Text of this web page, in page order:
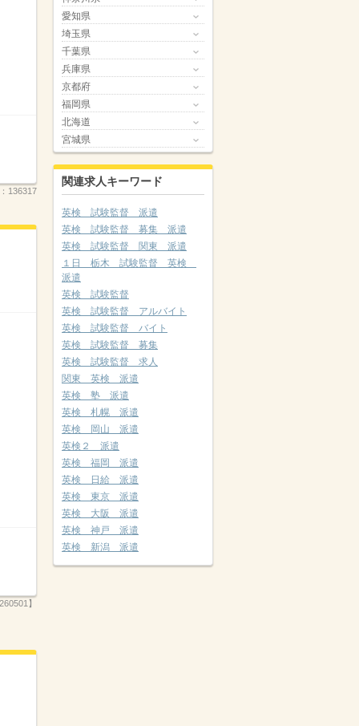
136317
】
愛知県
埼玉県
千葉県
兵庫県
京都府
福岡県
北海道
宮城県
関連求人キーワード
英検 試験監督 派遣
英検 試験監督 募集 派遣
英検 試験監督 関東 派遣
１日 栃木 試験監督 英検
派遣
英検 試験監督
英検 試験監督 アルバイト
英検 試験監督 バイト
英検 試験監督 募集
英検 試験監督 求人
関東 英検 派遣
英検 塾 派遣
英検 札幌 派遣
英検 岡山 派遣
英検２ 派遣
英検 福岡 派遣
英検 日給 派遣
英検 東京 派遣
英検 大阪 派遣
英検 神戸 派遣
英検 新潟 派遣